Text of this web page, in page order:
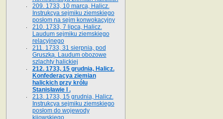
209. 1733, 10 marca, Halicz.
Instrukcya sejmiku ziemskiego
posłom na sejm konwokacyjny
210. 1733, 7 lipca, Halicz.
Laudum sejmiku ziemskiego
relacyjnego
211. 1733, 31 sierpnia, pod
Gruszką. Laudum obozowe
szlachty halickiej
212. 1733, 15 grudnia, Halicz.
Konfederacya ziemian
halickich przy królu
Stanisławie I .
213. 1733, 15 grudnia, Halicz.
Instrukcya sejmiku ziemskiego
posłom do wojewody
kijowskiego